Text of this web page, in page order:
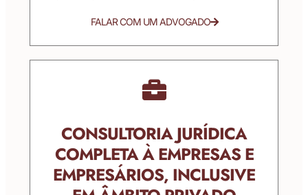
FALAR COM UM ADVOGADO
CONSULTORIA JURÍDICA
COMPLETA À EMPRESAS E
EMPRESÁRIOS, INCLUSIVE